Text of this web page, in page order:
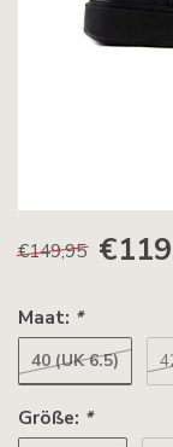
€149,95
Maat: *
40 (UK 6.5)
Größe: *